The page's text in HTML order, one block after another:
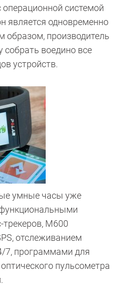
системой
является одновременно
производитель
воедино все
устройств.
умные часы уже
M600
отслеживанием
7, программами для
пульсометра